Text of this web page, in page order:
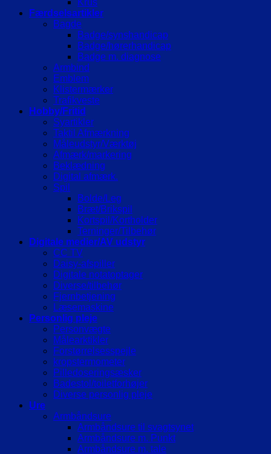
Krus
Færdselsartikler
Bagde
Badge/synshandicap
Badge/hørerhandicap
Badge m. diagnose
Armbind
Emblem
Klistermærker
Trafikveste
Hobby/Fritid
Syartikler
Taktil Afmærkning
Måleudstyr/Værktøj
Afmærk/markering
Beklædning
Digital afmærk.
Spil
Bolde/Leg
Bræt/Brikspil
Kortspil/Kortholder
Terninger/Tilbehør
Digitale medier/AV udstyr
CC TV
Daisy-afspiller
Digitale notatoptager
Diverse/tilbehør
Fjernbetjening
Læsemaskine
Personlig pleje
Personvægte
Målearktikler
Forstørrelsesspejle
kropstermometer
Pilledoseringsæsker
Badestol/toiletforhøjer
Diverse personlig pleje
Ure
Armbåndsure
Armbåndsure til svagtsynet
Armbåndsure m. Punkt
Armbåndsure m. tale